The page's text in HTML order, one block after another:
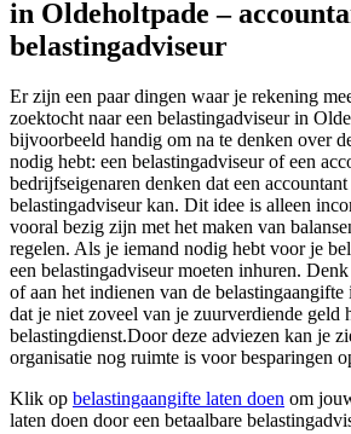
in Oldeholtpade –
belastingadviseur
Er zijn een paar dingen waar je rekening
zoektocht naar een belastingadviseur in
bijvoorbeeld handig om na te denken over
nodig hebt: een belastingadviseur of een
bedrijfseigenaren denken dat een
belastingadviseur kan. Dit idee is alleen
vooral bezig zijn met het maken van
regelen. Als je iemand nodig hebt voor je
een belastingadviseur moeten inhuren.
of aan het indienen van de
dat je niet zoveel van je zuurverdiende geld
belastingdienst.Door deze adviezen kan je
organisatie nog ruimte is voor besparingen
Klik op belastingaangifte laten doen om
laten doen door een betaalbare